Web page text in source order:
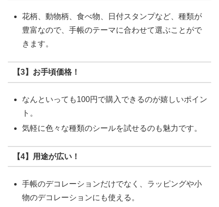
花柄、動物柄、食べ物、日付スタンプなど、種類が
豊富なので、手帳のテーマに合わせて選ぶことがで
きます。
【3】お手頃価格！
なんといっても100円で購入できるのが嬉しいポイン
ト。
気軽に色々な種類のシールを試せるのも魅力です。
【4】用途が広い！
手帳のデコレーションだけでなく、ラッピングや小
物のデコレーションにも使える。